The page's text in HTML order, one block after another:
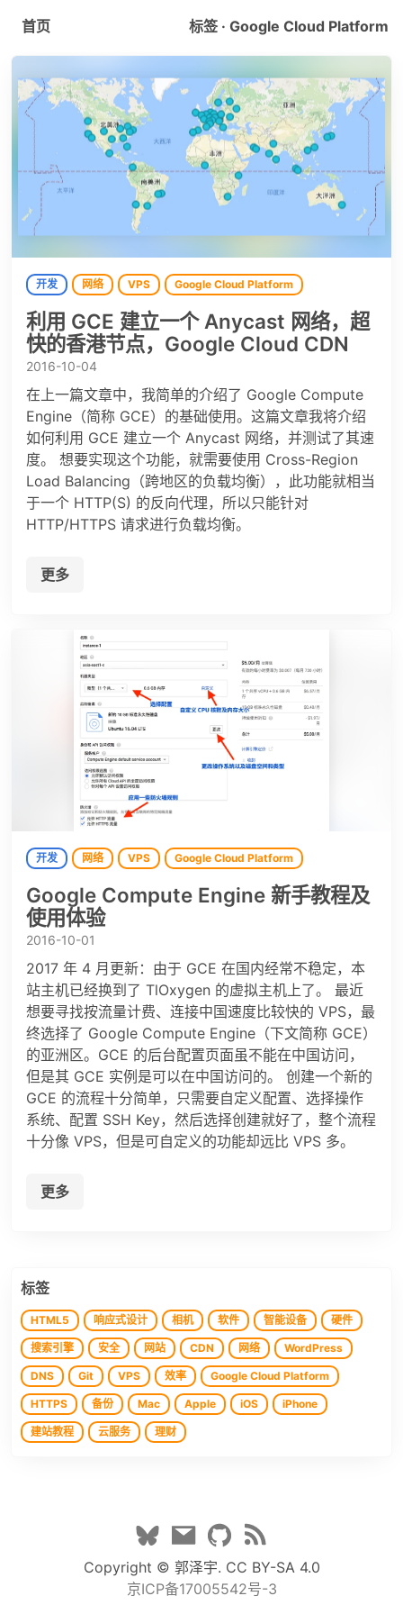
首页 标签 · Google Cloud Platform
开发 网络 VPS Google Cloud Platform
利用 GCE 建立一个 Anycast 网络，超
快的香港节点，Google Cloud CDN
2016-10-04
在上一篇文章中，我简单的介绍了 Google Compute
Engine（简称 GCE）的基础使用。这篇文章我将介绍
如何利用 GCE 建立一个 Anycast 网络，并测试了其速
度。 想要实现这个功能，就需要使用 Cross-Region
Load Balancing（跨地区的负载均衡），此功能就相当
于一个 HTTP(S) 的反向代理，所以只能针对
HTTP/HTTPS 请求进行负载均衡。
更多
开发 网络 VPS Google Cloud Platform
Google Compute Engine 新手教程及
使用体验
2016-10-01
2017 年 4 月更新：由于 GCE 在国内经常不稳定，本
站主机已经换到了 TlOxygen 的虚拟主机上了。 最近
想要寻找按流量计费、连接中国速度比较快的 VPS，最
终选择了 Google Compute Engine（下文简称 GCE）
的亚洲区。GCE 的后台配置页面虽不能在中国访问，
但是其 GCE 实例是可以在中国访问的。 创建一个新的
GCE 的流程十分简单，只需要自定义配置、选择操作
系统、配置 SSH Key，然后选择创建就好了，整个流程
十分像 VPS，但是可自定义的功能却远比 VPS 多。
更多
标签
HTML5 响应式设计 相机 软件 智能设备 硬件
搜索引擎 安全 网站 CDN 网络 WordPress
DNS Git VPS 效率 Google Cloud Platform
HTTPS 备份 Mac Apple iOS iPhone
建站教程 云服务 理财
Copyright © 郭泽宇. CC BY-SA 4.0
京ICP备17005542号-3